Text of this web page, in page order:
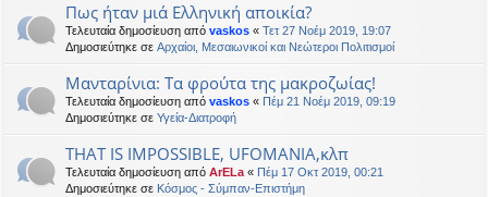
Πως ήταν μιά Ελληνική αποικία?
Τελευταία δημοσίευση από vaskos « Τετ 27 Νοέμ 2019, 19:07
Δημοσιεύτηκε σε Αρχαίοι, Μεσαιωνικοί και Νεώτεροι Πολιτισμοί
Μανταρίνια: Τα φρούτα της μακροζωίας!
Τελευταία δημοσίευση από vaskos « Πέμ 21 Νοέμ 2019, 09:19
Δημοσιεύτηκε σε Υγεία-Διατροφή
THAT IS IMPOSSIBLE, UFOMANIA,κλπ
Τελευταία δημοσίευση από ArELa « Πέμ 17 Οκτ 2019, 00:21
Δημοσιεύτηκε σε Κόσμος - Σύμπαν-Επιστήμη